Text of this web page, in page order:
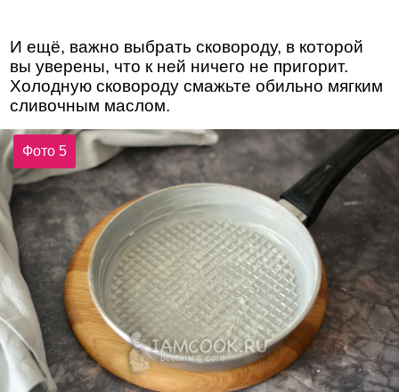
И ещё, важно выбрать сковороду, в которой
вы уверены, что к ней ничего не пригорит.
Холодную сковороду смажьте обильно мягким
сливочным маслом.
Фото 5